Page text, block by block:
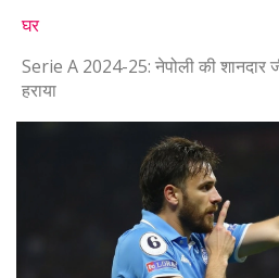
घर
Serie A 2024-25: नेपोली की शानदार
हराया